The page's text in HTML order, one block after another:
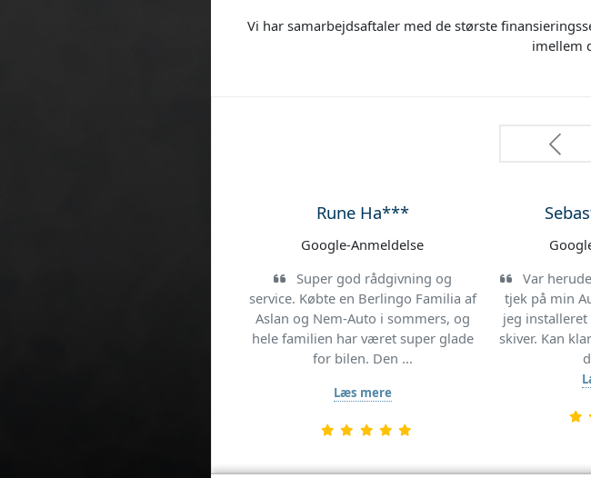
Vi har samarbejdsaftaler med de største
imellem
Ole V**
Google-Anmeldelse
God og hurtige
servicemuligheder, meget
imødekommende Har på alle måder
fuld tillid til dette sted.
Kan
Min
ug med
låne bil og
udvendig og